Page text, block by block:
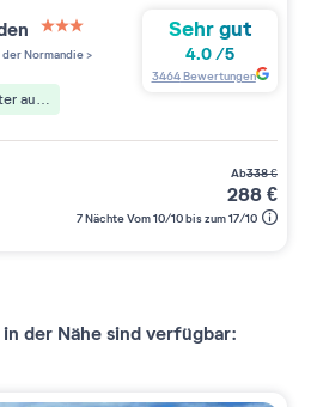
3 étoiles sur 5
der Normandie>
Verantwortungsbewusster aufenthalt
Sehr gut
4.0/5
3464Bewertungen
ab338€
288€
7 Nächte Vom 10/10 bis zum 17/10
in der Nähe sind verfügbar: